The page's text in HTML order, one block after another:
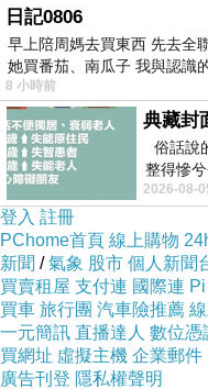
日記0806
早上陪周媽去買東西 先去全
她買番茄、南瓜子 我與認識
8 小時前
典藏封
俗話說
整得慘
人尋什
2026-08-
登入 註冊
PChome首頁 線上購物
新聞 /氣象 股市 個人新聞
買賣租屋 支付連 國際連
買車 旅行團 汽車險推薦
一元簡訊 直播達人 數位憑
買網址 虛擬主機 企業郵件
廣告刊登 隱私權聲明